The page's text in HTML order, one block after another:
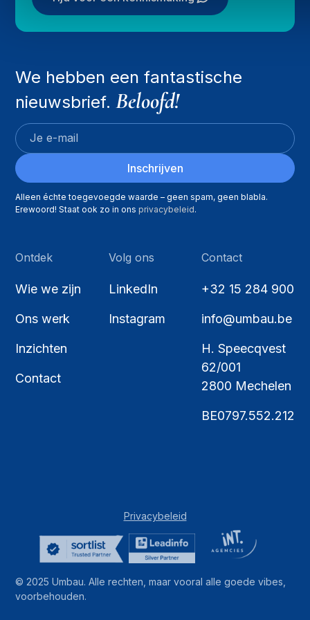
Ontdek
Wie we zijn
Ons werk
Inzichten
Contact
Volg ons
LinkedIn
Instagram
Contact
+32 15 284 900
info@umbau.be
H. Speecqvest
62/001
2800 Mechelen
BE0797.552.212
We hebben een fantastische
nieuwsbrief. Beloofd!
Alleen échte toegevoegde waarde – geen spam, geen blabla.
Erewoord! Staat ook zo in onsprivacybeleid.
© 2025 Umbau. Alle rechten, maar vooral alle goede vibes,
voorbehouden.
Privacybeleid